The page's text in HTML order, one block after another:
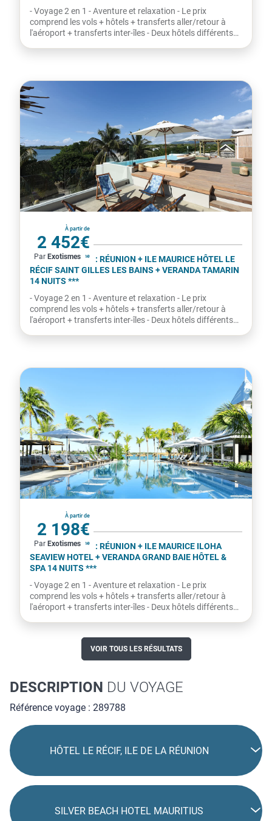
l'aéroport + transferts inter-îles - Deux hôtels différents
-...
À partir de
2 452€
par personne
Par Exotismes
La Réunion
COMBINÉ 2 ILES : RÉUNION + ILE MAURICE HÔTEL LE
RÉCIF SAINT GILLES LES BAINS + VERANDA TAMARIN
14 NUITS ***
- Voyage 2 en 1 - Aventure et relaxation - Le prix
l'aéroport + transferts inter-îles - Deux hôtels différents
-...
À partir de
2 198€
par personne
Par Exotismes
La Réunion
COMBINÉ 2 ILES : RÉUNION + ILE MAURICE ILOHA
SEAVIEW HOTEL + VERANDA GRAND BAIE HÔTEL &
SPA 14 NUITS ***
- Voyage 2 en 1 - Aventure et relaxation - Le prix
l'aéroport + transferts inter-îles - Deux hôtels différents
-...
Référence voyage : 289788